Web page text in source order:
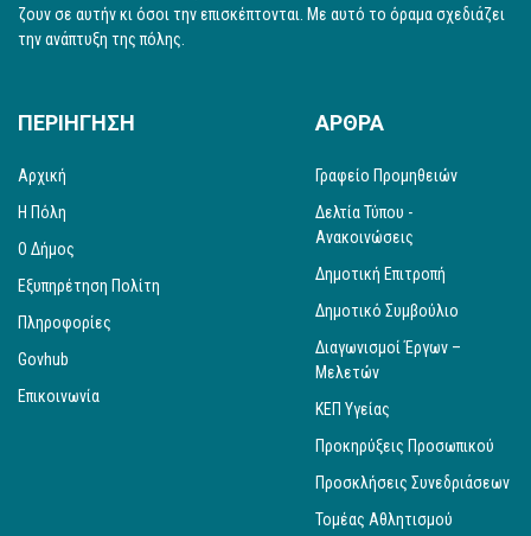
ζουν σε αυτήν κι όσοι την επισκέπτονται. Με αυτό το όραμα σχεδιάζει
την ανάπτυξη της πόλης.
ΠΕΡΙΗΓΗΣΗ
Αρχική
Η Πόλη
Ο Δήμος
Εξυπηρέτηση Πολίτη
Πληροφορίες
Govhub
Επικοινωνία
ΑΡΘΡΑ
Γραφείο Προμηθειών
Δελτία Τύπου -
Ανακοινώσεις
Δημοτική Επιτροπή
Δημοτικό Συμβούλιο
Διαγωνισμοί Έργων –
Μελετών
ΚΕΠ Υγείας
Προκηρύξεις Προσωπικού
Προσκλήσεις Συνεδριάσεων
Τομέας Αθλητισμού